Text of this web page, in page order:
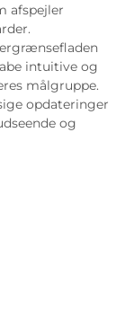
afspejler
intuitive og
målgruppe.
opdateringer
og